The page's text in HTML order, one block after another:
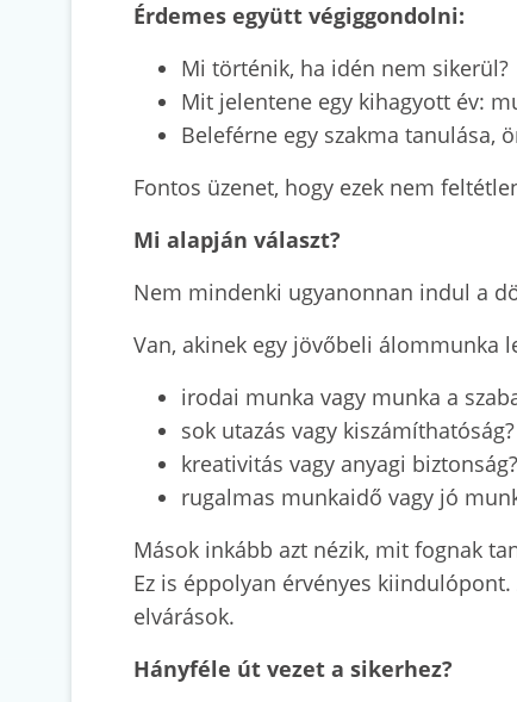
Érdemes együtt végiggondolni:
Mi történik, ha idén nem sikerül?
Mit jelentene egy kihagyott év:
Beleférne egy szakma tanulása,
Fontos üzenet, hogy ezek nem
Mi alapján választ?
Nem mindenki ugyanonnan indul a
Van, akinek egy jövőbeli álommunka
irodai munka vagy munka a
sok utazás vagy kiszámíthatóság?
kreativitás vagy anyagi biztonság?
rugalmas munkaidő vagy jó
Mások inkább azt nézik, mit fognak
Ez is éppolyan érvényes
elvárások.
Hányféle út vezet a sikerhez?